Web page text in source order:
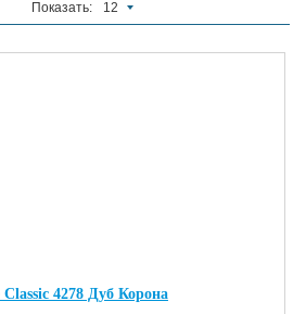
196
Показать: 12
4278 Дуб Корона